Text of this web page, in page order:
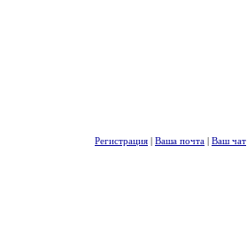
Регистрация | Ваша почта | Ваш чат